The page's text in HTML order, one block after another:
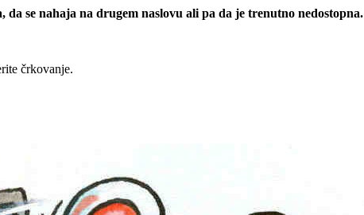
se nahaja na drugem naslovu ali pa da je trenutno nedostopna.
črkovanje.